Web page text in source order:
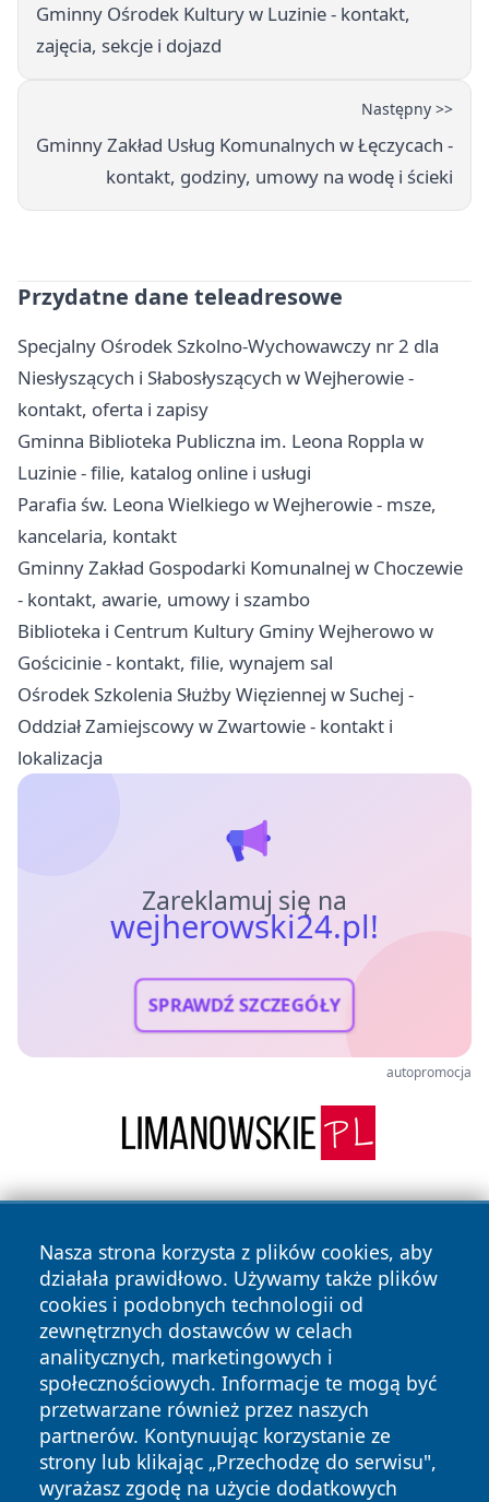
Gminny Ośrodek Kultury w Luzinie - kontakt,
zajęcia, sekcje i dojazd
Następny >>
Gminny Zakład Usług Komunalnych w Łęczycach -
kontakt, godziny, umowy na wodę i ścieki
Przydatne dane teleadresowe
Specjalny Ośrodek Szkolno-Wychowawczy nr 2 dla
Niesłyszących i Słabosłyszących w Wejherowie -
kontakt, oferta i zapisy
Gminna Biblioteka Publiczna im. Leona Roppla w
Luzinie - filie, katalog online i usługi
Parafia św. Leona Wielkiego w Wejherowie - msze,
kancelaria, kontakt
Gminny Zakład Gospodarki Komunalnej w Choczewie
- kontakt, awarie, umowy i szambo
Biblioteka i Centrum Kultury Gminy Wejherowo w
Gościcinie - kontakt, filie, wynajem sal
Ośrodek Szkolenia Służby Więziennej w Suchej -
Oddział Zamiejscowy w Zwartowie - kontakt i
lokalizacja
Zareklamuj się na
wejherowski24.pl!
SPRAWDŹ SZCZEGÓŁY
autopromocja
Nasza strona korzysta z plików cookies, aby
działała prawidłowo. Używamy także plików
cookies i podobnych technologii od
zewnętrznych dostawców w celach
analitycznych, marketingowych i
społecznościowych. Informacje te mogą być
przetwarzane również przez naszych
partnerów. Kontynuując korzystanie ze
strony lub klikając „Przechodzę do serwisu",
wyrażasz zgodę na użycie dodatkowych
Copyright © 2026 wejherowski24.pl Wszystkie prawa
zastrzeżone.
News Autorzy
Polityka
Prywatności
Polityka
Cookies